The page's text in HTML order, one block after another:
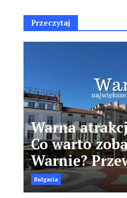
Przeczytaj
Warna
Co warto
Warnie?
Bułgaria